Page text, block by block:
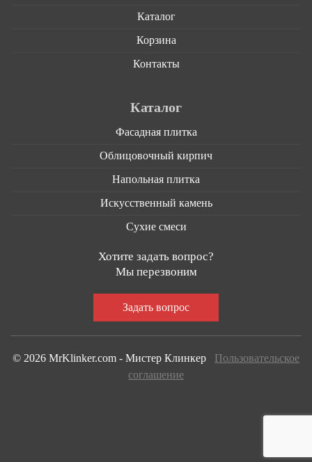
Каталог
Корзина
Контакты
Каталог
Фасадная плитка
Облицовочный кирпич
Напольная плитка
Искусственный камень
Сухие смеси
Хотите задать вопрос?
Мы перезвоним
© 2026 MrKlinker.com - Мистер Клинкер Пользовательское
соглашение